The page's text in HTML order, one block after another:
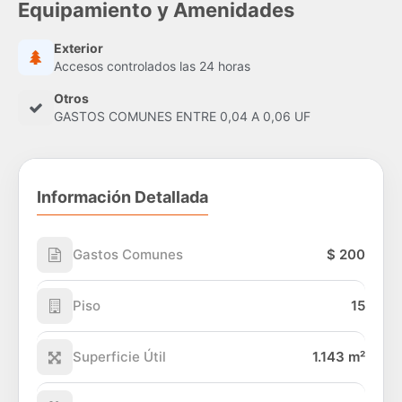
Equipamiento y Amenidades
Exterior
Accesos controlados las 24 horas
Otros
GASTOS COMUNES ENTRE 0,04 A 0,06 UF
Información Detallada
Gastos Comunes $ 200
Piso 15
Superficie Útil 1.143 m²